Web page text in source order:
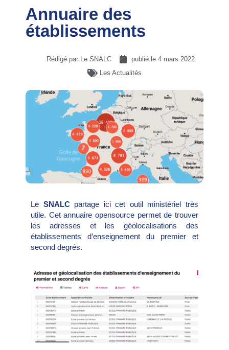
Annuaire des
établissements
Rédigé par Le SNALC publié le 4 mars 2022
Les Actualités
Le SNALCpartage ici cet outil ministériel très
utile. Cet annuaire opensource permet de trouver
les adresses et les géolocalisations des
établissements d’enseignement du premier et
second degrés.